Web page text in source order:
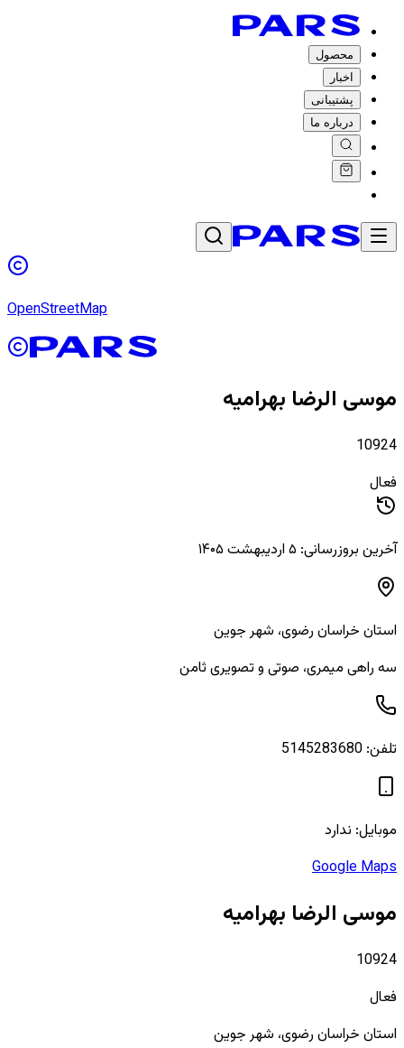
محصول
اخبار
پشتیبانی
درباره ما
OpenStreetMap
موسی الرضا بهرامیه
10924
فعال
آخرین بروزرسانی: ۵ اردیبهشت ۱۴۰۵
استان خراسان رضوی، شهرجوین
سه راهی میمری، صوتی و تصویری ثامن
تلفن: 5145283680
موبایل: ندارد
Google Maps
موسی الرضا بهرامیه
10924
فعال
استان خراسان رضوی، شهرجوین